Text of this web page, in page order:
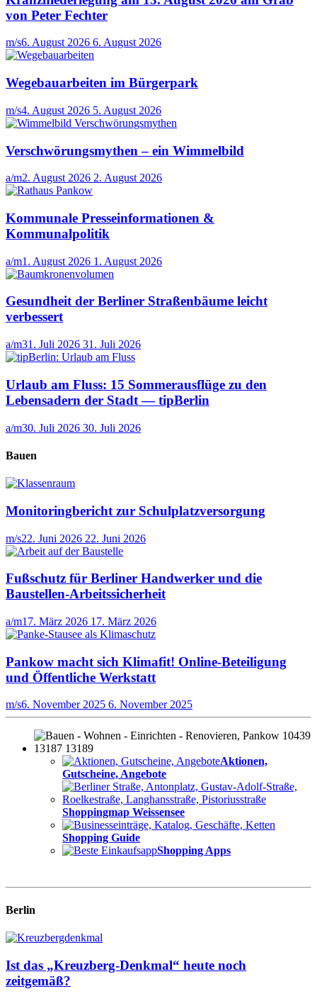
von Peter Fechter
m/s6. August 2026 6. August 2026
Wegebauarbeiten im Bürgerpark
m/s4. August 2026 5. August 2026
Verschwörungsmythen – ein Wimmelbild
a/m2. August 2026 2. August 2026
Kommunale Presseinformationen &
Kommunalpolitik
a/m1. August 2026 1. August 2026
Gesundheit der Berliner Straßenbäume leicht
verbessert
a/m31. Juli 2026 31. Juli 2026
Urlaub am Fluss: 15 Sommerausflüge zu den
Lebensadern der Stadt — tipBerlin
a/m30. Juli 2026 30. Juli 2026
Bauen
Monitoringbericht zur Schulplatzversorgung
m/s22. Juni 2026 22. Juni 2026
Fußschutz für Berliner Handwerker und die
Baustellen-Arbeitssicherheit
a/m17. März 2026 17. März 2026
Pankow macht sich Klimafit! Online-Beteiligung
und Öffentliche Werkstatt
m/s6. November 2025 6. November 2025
Aktionen,
Gutscheine, Angebote
Shoppingmap Weissensee
Shopping Guide
Shopping Apps
Berlin
Ist das „Kreuzberg-Denkmal“ heute noch
zeitgemäß?